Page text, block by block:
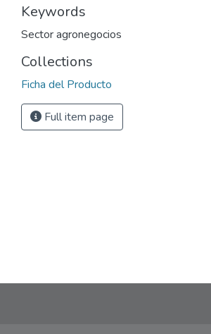
Keywords
Sector agronegocios
Collections
Ficha del Producto
Full item page